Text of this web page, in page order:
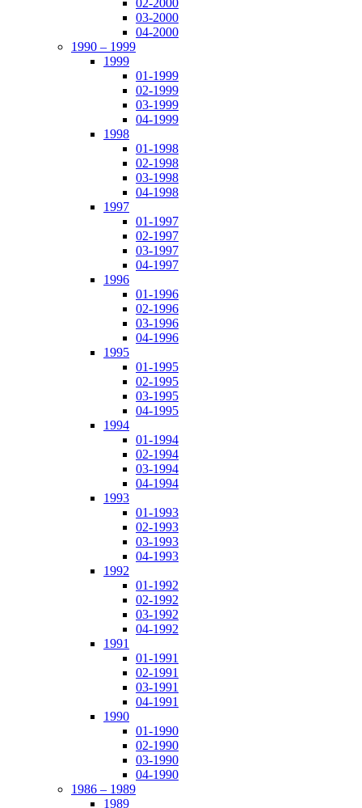
02-2000
03-2000
04-2000
1990 – 1999
1999
01-1999
02-1999
03-1999
04-1999
1998
01-1998
02-1998
03-1998
04-1998
1997
01-1997
02-1997
03-1997
04-1997
1996
01-1996
02-1996
03-1996
04-1996
1995
01-1995
02-1995
03-1995
04-1995
1994
01-1994
02-1994
03-1994
04-1994
1993
01-1993
02-1993
03-1993
04-1993
1992
01-1992
02-1992
03-1992
04-1992
1991
01-1991
02-1991
03-1991
04-1991
1990
01-1990
02-1990
03-1990
04-1990
1986 – 1989
1989